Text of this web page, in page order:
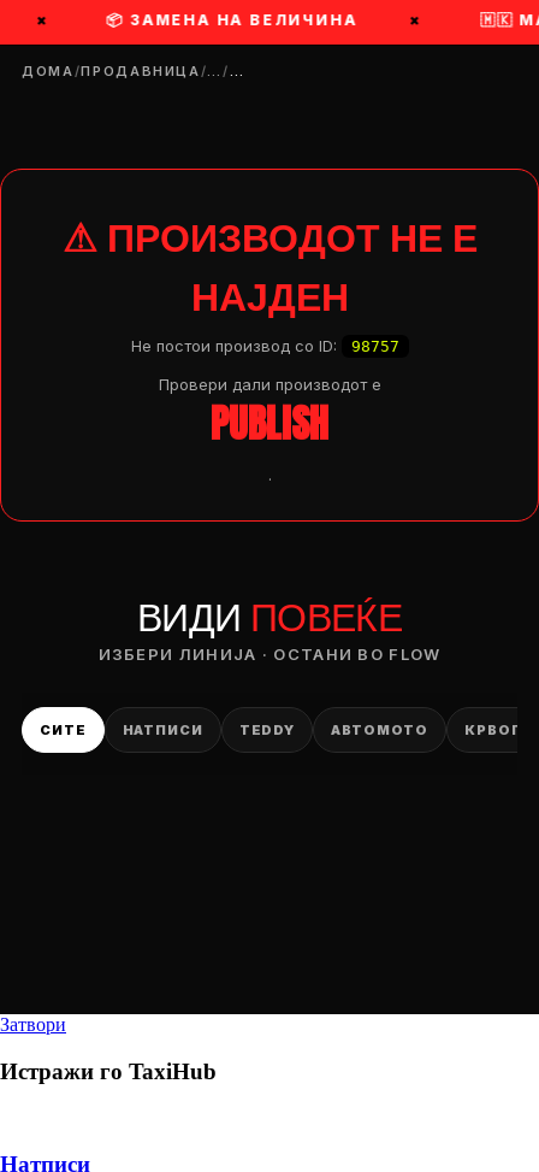
× 📦 ЗАМЕНА НА ВЕЛИЧИНА × 🇲🇰
ДОМА/ПРОДАВНИЦА/…/…
⚠ ПРОИЗВОДОТ НЕ Е
НАЈДЕН
Не постои производ со ID: 98757
Провери дали производот e
PUBLISH
.
ВИДИ ПОВЕЌЕ
ИЗБЕРИ ЛИНИЈА · ОСТАНИ ВО FLOW
СИТЕ НАТПИСИ TEDDY АВТОМОТО
Затвори
Истражи го TaxiHub
Натписи